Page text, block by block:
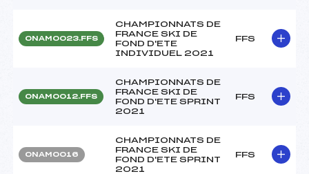
ONAM0023.FFS
CHAMPIONNATS DE
FRANCE SKI DE
FOND D'ETE
INDIVIDUEL 2021
FFS
ONAM0012.FFS
CHAMPIONNATS DE
FRANCE SKI DE
FOND D'ETE SPRINT
2021
FFS
ONAM0016
CHAMPIONNATS DE
FRANCE SKI DE
FOND D'ETE SPRINT
2021
FFS